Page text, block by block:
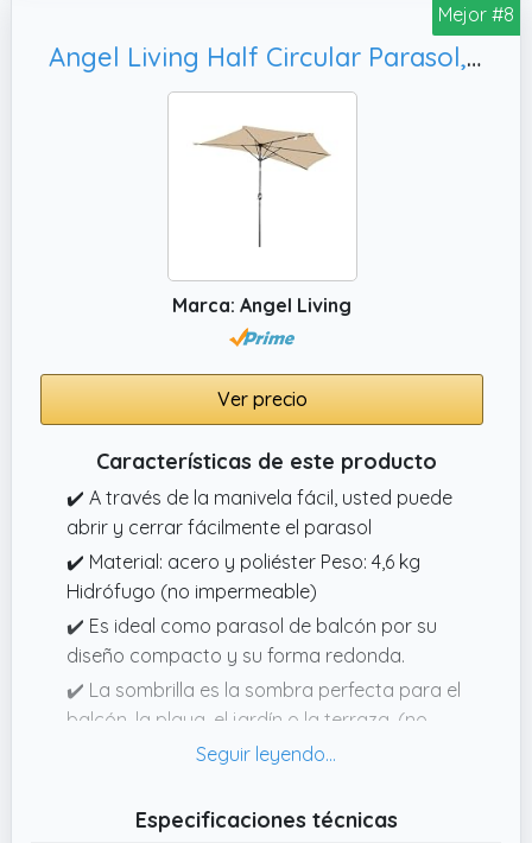
Mejor #8
Angel Living Half Circular Parasol, Para Jardín Patio (Beige)
Marca: Angel Living
Ver precio
Características de este producto
✔️ A través de la manivela fácil, usted puede
abrir y cerrar fácilmente el parasol
✔️ Material: acero y poliéster Peso: 4,6 kg
Hidrófugo (no impermeable)
✔️ Es ideal como parasol de balcón por su
diseño compacto y su forma redonda.
✔️ La sombrilla es la sombra perfecta para el
balcón, la playa, el jardín o la terraza. (no
incluye la base de sombrilla)
pregunta, por favor, diríjase al área de
Especificaciones técnicas